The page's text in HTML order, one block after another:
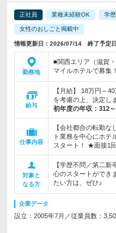
正社員 業種未経験OK 学
女性のおしごと掲載中
情報更新日：2026/07/14 終了予定
勤務地
■関西エリア（滋賀
マイルホテルで募集
給与
【月給】 18万円～
を考慮の上、決定し
初年度の年収： 312
仕事内容
【会社都合の転勤
ト業務を中心にホテ
スタート！ ★面接1回
対象と
なる方
【学歴不問／第二新
心のスタートができ
たい方は、ぜひ♪
企業データ
設立：2005年7月／従業員数：